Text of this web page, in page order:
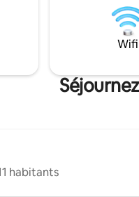
vacances.
personnes+
du
de
toutes
contact
Wifi
habitants